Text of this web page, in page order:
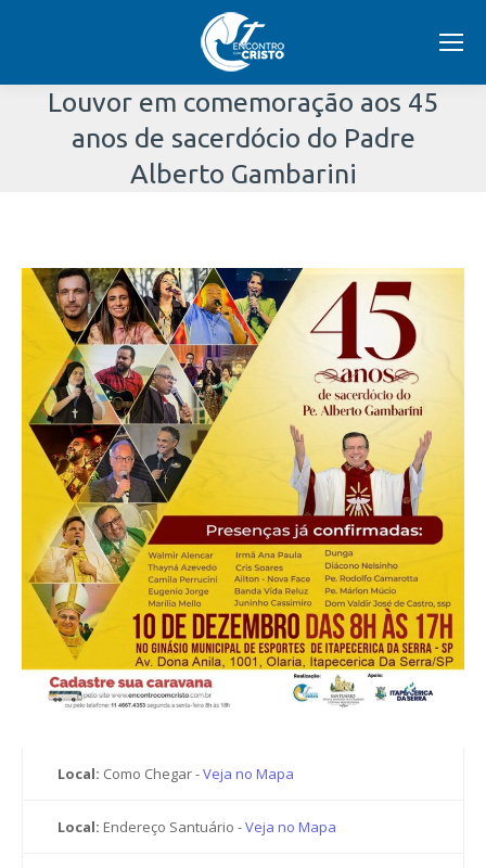
Louvor em comemoração aos 45
anos de sacerdócio do Padre
Alberto Gambarini
está
Local: Como Chegar -Veja no Mapa
Local: Endereço Santuário -Veja no Mapa